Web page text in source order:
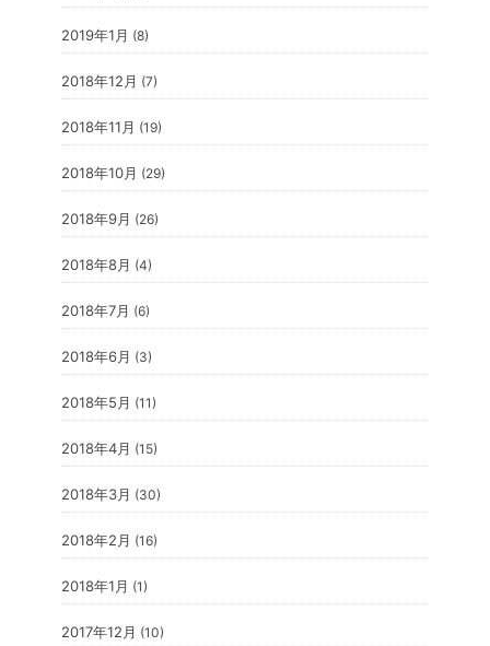
2019年1月 (8)
2018年12月 (7)
2018年11月 (19)
2018年10月 (29)
2018年9月 (26)
2018年8月 (4)
2018年7月 (6)
2018年6月 (3)
2018年5月 (11)
2018年4月 (15)
2018年3月 (30)
2018年2月 (16)
2018年1月 (1)
2017年12月 (10)